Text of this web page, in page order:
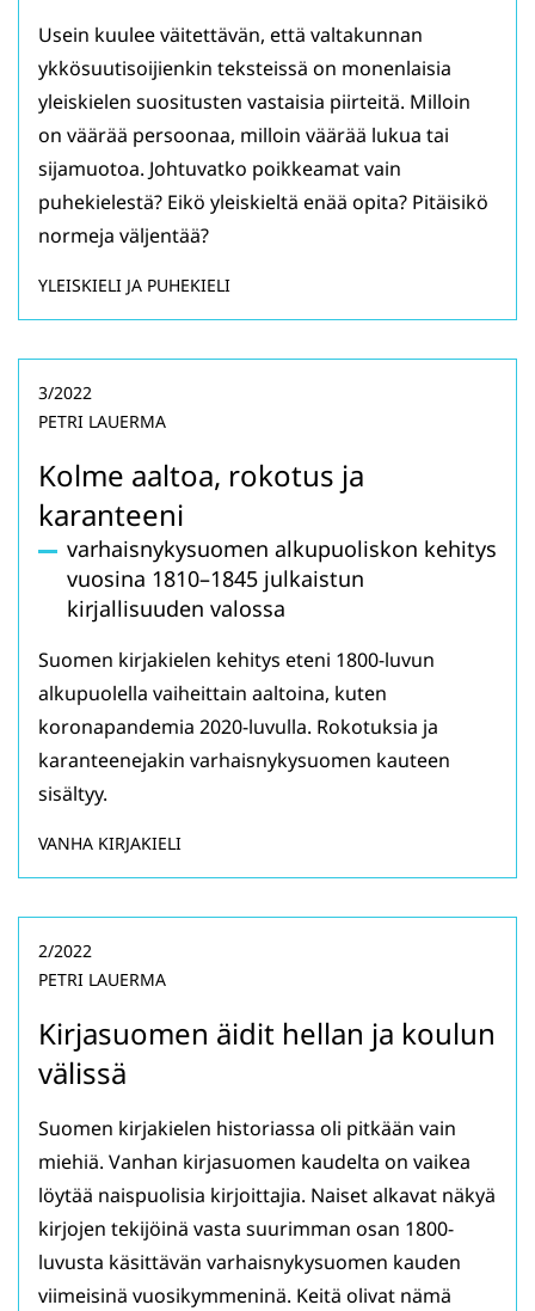
Usein kuulee väitettävän, että valtakunnan
ykkösuutisoijienkin teksteissä on monenlaisia
yleiskielen suositusten vastaisia piirteitä. Milloin
on väärää persoonaa, milloin väärää lukua tai
sijamuotoa. Johtuvatko poikkeamat vain
puhekielestä? Eikö yleiskieltä enää opita? Pitäisikö
normeja väljentää?
YLEISKIELI JA PUHEKIELI
Kolme aaltoa, rokotus ja
karanteeni
varhaisnykysuomen alkupuoliskon kehitys
vuosina 1810–1845 julkaistun
kirjallisuuden valossa
3/2022
PETRI LAUERMA
Suomen kirjakielen kehitys eteni 1800-luvun
alkupuolella vaiheittain aaltoina, kuten
koronapandemia 2020-luvulla. Rokotuksia ja
karanteenejakin varhaisnykysuomen kauteen
sisältyy.
VANHA KIRJAKIELI
Kirjasuomen äidit hellan ja koulun
välissä
2/2022
PETRI LAUERMA
Suomen kirjakielen historiassa oli pitkään vain
miehiä. Vanhan kirjasuomen kaudelta on vaikea
löytää naispuolisia kirjoittajia. Naiset alkavat näkyä
kirjojen tekijöinä vasta suurimman osan 1800-
luvusta käsittävän varhaisnykysuomen kauden
viimeisinä vuosikymmeninä. Keitä olivat nämä